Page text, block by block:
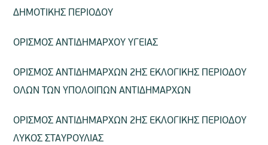
ΔΗΜΟΤΙΚΗΣ ΠΕΡΙΟΔΟΥ
ΟΡΙΣΜΟΣ ΑΝΤΙΔΗΜΑΡΧOY ΥΓΕΙΑΣ
ΟΡΙΣΜΟΣ ΑΝΤΙΔΗΜΑΡΧΩΝ 2ΗΣ ΕΚΛΟΓΙΚΗΣ ΠΕΡΙΟΔΟΥ
ΟΛΩΝ ΤΩΝ ΥΠΟΛΟΙΠΩΝ ΑΝΤΙΔΗΜΑΡΧΩΝ
ΟΡΙΣΜΟΣ ΑΝΤΙΔΗΜΑΡΧΩΝ 2ΗΣ ΕΚΛΟΓΙΚΗΣ ΠΕΡΙΟΔΟΥ
ΛΥΚΟΣ ΣΤΑΥΡΟΥΛΙΑΣ